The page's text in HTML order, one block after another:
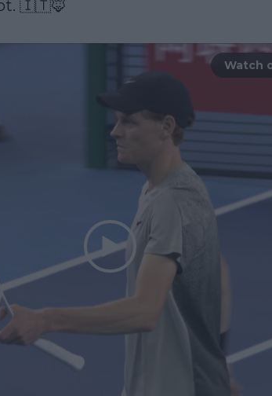
🇮🇹🦊
Watch